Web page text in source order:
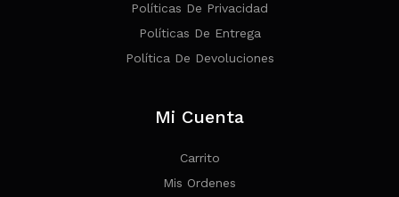
Políticas De Privacidad
Políticas De Entrega
Política De Devoluciones
Mi Cuenta
Carrito
Mis Ordenes